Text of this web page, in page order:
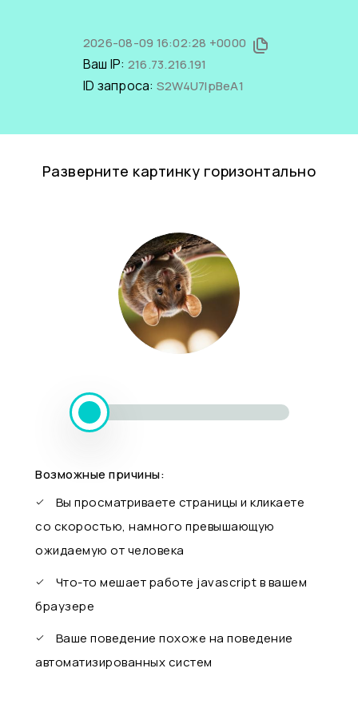
2026-08-09 16:02:28 +0000
Ваш IP: 216.73.216.191
ID запроса: S2W4U7lpBeA1
Разверните картинку горизонтально
Возможные причины:
Вы просматриваете страницы и кликаете
со скоростью, намного превышающую
ожидаемую от человека
Что-то мешает работе javascript в вашем
браузере
Ваше поведение похоже на поведение
автоматизированных систем